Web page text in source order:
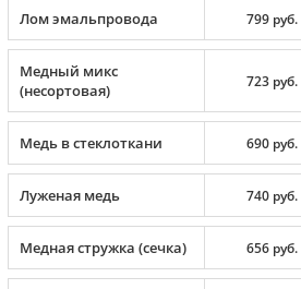
Лом эмальпровода 799 руб.
Медный микс
(несортовая)
723 руб.
Медь в стеклоткани 690 руб.
Луженая медь 740 руб.
Медная стружка (сечка) 656 руб.